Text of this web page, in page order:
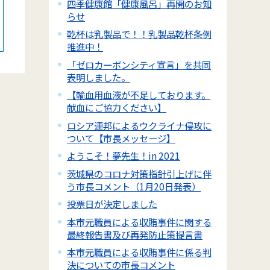
四季健康館「健康風呂」再開のお知
らせ
乾杯は乳製品で！！乳製品乾杯条例
推進中！
「ゼロカーボンシティ宣言」を共同
表明しました。
【輸血用血液が不足しております。
献血にご協力ください】
ロシア連邦によるウクライナ侵攻に
ついて【市長メッセージ】
ようこそ！夢先生！in 2021
茨城県のコロナ対策指針引上げに伴
う市長コメント（1月20日発表）
投票日が決定しました
本市元職員による収賄事件に関する
最終報告書及び再発防止策提言書
本市元職員による収賄事件に係る判
決についての市長コメント